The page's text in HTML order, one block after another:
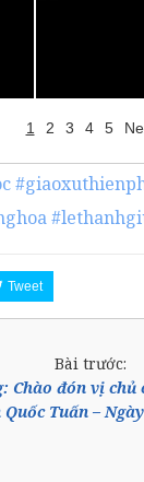
1 2 3 4 5
Tweet
Bài trước:
Chào đón vị chủ
Tuấn –